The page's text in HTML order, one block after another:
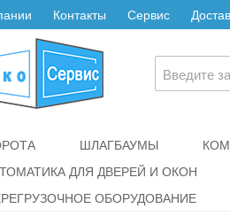
Контакты Сервис
ШЛАГБАУМЫ
ДЛЯ ДВЕРЕЙ И ОКОН
ОБОРУДОВАНИЕ